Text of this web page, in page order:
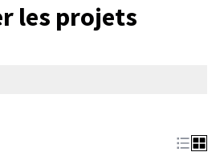
les projets